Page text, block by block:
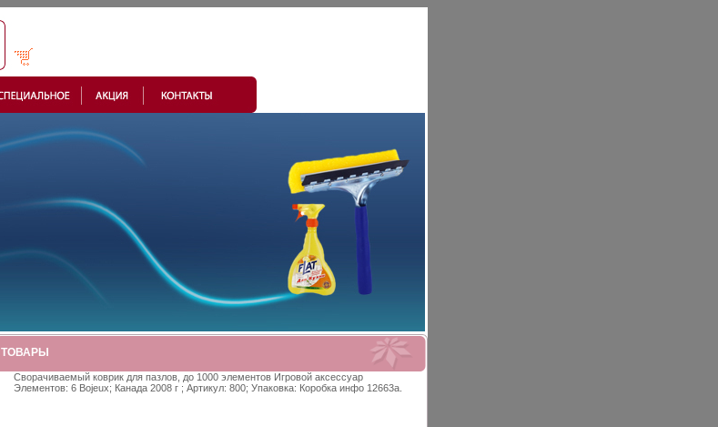
ТОВАРЫ
Сворачиваемый коврик для пазлов, до 1000 элементов Игровой аксессуар
Элементов: 6 Bojeux; Канада 2008 г ; Артикул: 800; Упаковка: Коробка инфо 12663a.